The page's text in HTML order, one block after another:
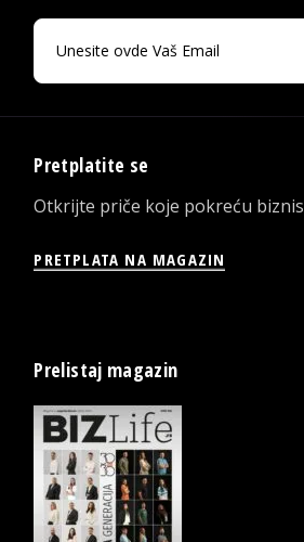
Pretplatite se
Otkrijte priče koje pokreću biznis
PRETPLATA NA MAGAZIN
Prelistaj magazin